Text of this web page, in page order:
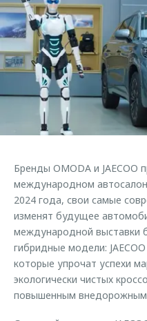
Кредитный калькулятор
Корпоративным клиентам
Корпоративные продажи
OMODA Лизинг
Трейд-ин
Калькулятор трейд-ин
Дополнительная
Руководства по
Клиентская поддержка
Клуб OMODA
Приложение владельцев
Аксессуары
Оригинальные аксессуары
Запчасти
Задать вопрос
Ключевые клиенты OMODA
Онлайн-сервисы
Приложение владельцев
Клуб владельцев OMODA
Правовая информация
Технологии
Обратная связь
Бренды OMODA и JAECOO
международном
2024 года, свои самые
изменят будущее
международной выставки
гибридные модели: JAECOO
которые упрочат успехи
экологически чистых
повышенным внедорожным